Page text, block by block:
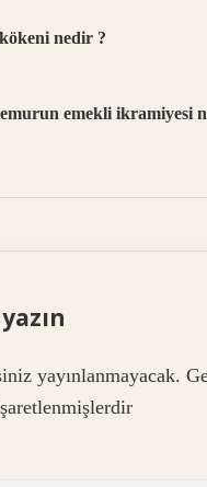
nedir ?
emekli ikramiyesi
yayınlanmayacak.